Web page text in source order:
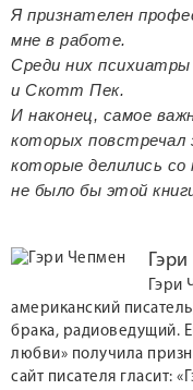
Я признателен
мне в работе.
Среди них
и Скотт Пек.
И наконец, самое
которых
которые делились
не было бы этой
Гэри
американский
брака, радиоведущий.
любви» получила
сайт писателя гласит: